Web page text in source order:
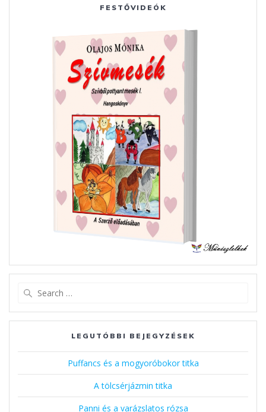
FESTŐVIDEÓK
LEGUTÓBBI BEJEGYZÉSEK
Puffancs és a mogyoróbokor titka
A tölcsérjázmin titka
Panni és a varázslatos rózsa